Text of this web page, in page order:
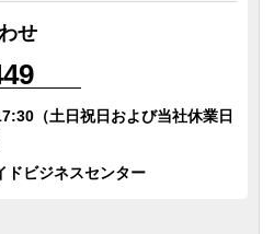
せ
（土日祝日および当社休業日
ドビジネスセンター